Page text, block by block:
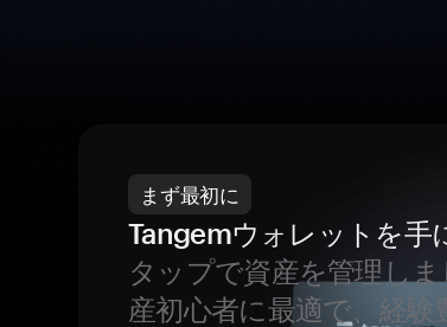
まず最初に
Tangemウォレットを手
タップで資産を管理し
産初心者に最適で、経験